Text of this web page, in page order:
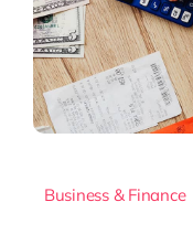
Business & Finance